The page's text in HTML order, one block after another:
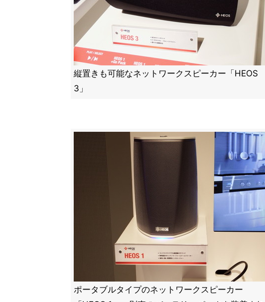
縦置きも可能なネットワークスピーカー「HEOS
3」
ポータブルタイプのネットワークスピーカー